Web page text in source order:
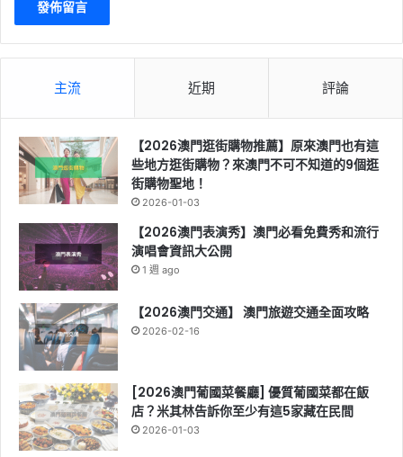
主流 近期 評論
【2026澳門逛街購物推薦】原來澳門也有這
些地方逛街購物？來澳門不可不知道的9個逛
街購物聖地！
2026-01-03
【2026澳門表演秀】澳門必看免費秀和流行
演唱會資訊大公開
1 週 ago
【2026澳門交通】 澳門旅遊交通全面攻略
2026-02-16
[2026澳門葡國菜餐廳] 優質葡國菜都在飯
店？米其林告訴你至少有這5家藏在民間
2026-01-03